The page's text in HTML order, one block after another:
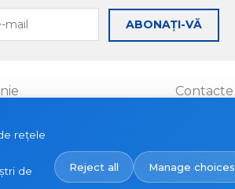
ABONAȚI-VĂ
Contacte
rețele
de
Reject all Manage choices